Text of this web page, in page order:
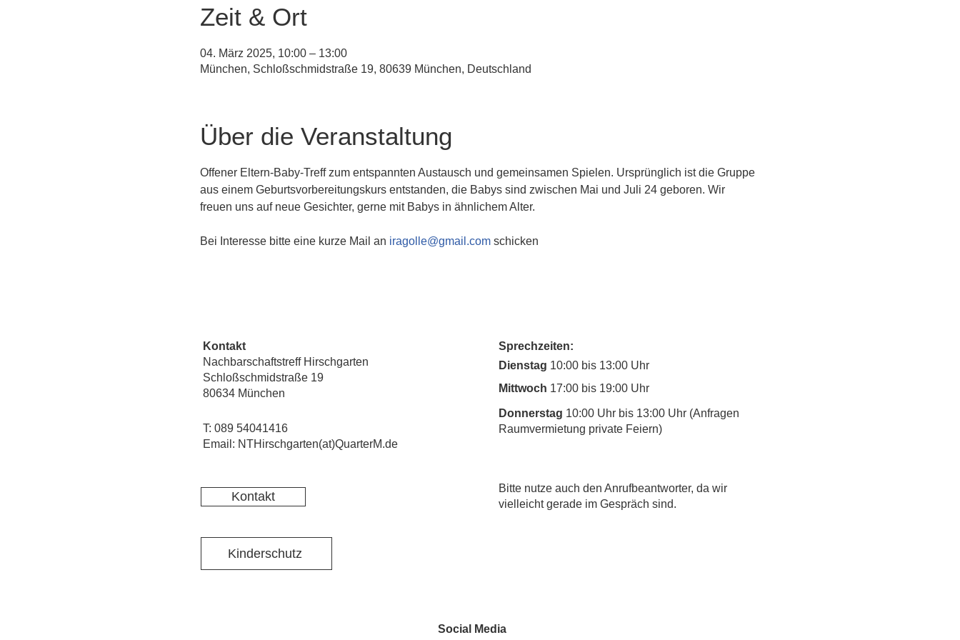
Zeit & Ort
04. März 2025, 10:00 – 13:00
München, Schloßschmidstraße 19, 80639 München, Deutschland
Über die Veranstaltung
Offener Eltern-Baby-Treff zum entspannten Austausch und gemeinsamen Spielen. Ursprünglich ist die Gruppe
aus einem Geburtsvorbereitungskurs entstanden, die Babys sind zwischen Mai und Juli 24 geboren. Wir
freuen uns auf neue Gesichter, gerne mit Babys in ähnlichem Alter.
Bei Interesse bitte eine kurze Mail an iragolle@gmail.com schicken
Kontakt
Nachbarschaftstreff Hirschgarten
Schloßschmidstraße 19
80634 München
T: 089 54041416
Email: NTHirschgarten(at)QuarterM.de
Kontakt
Sprechzeiten:
Dienstag 10:00 bis 13:00 Uhr
Mittwoch 17:00 bis 19:00 Uhr
Donnerstag 10:00 Uhr bis 13:00 Uhr (Anfragen
Raumvermietung private Feiern)
​Bitte nutze auch den Anrufbeantworter, da wir
vielleicht gerade im Gespräch sind.
Kinderschutz
Social Media